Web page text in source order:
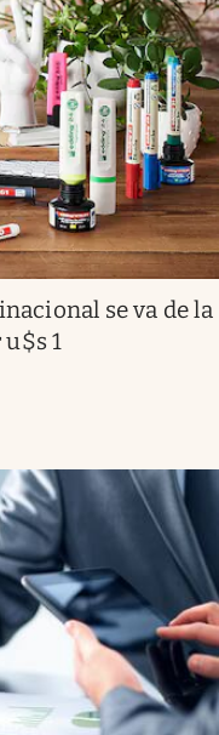
se va de la
1